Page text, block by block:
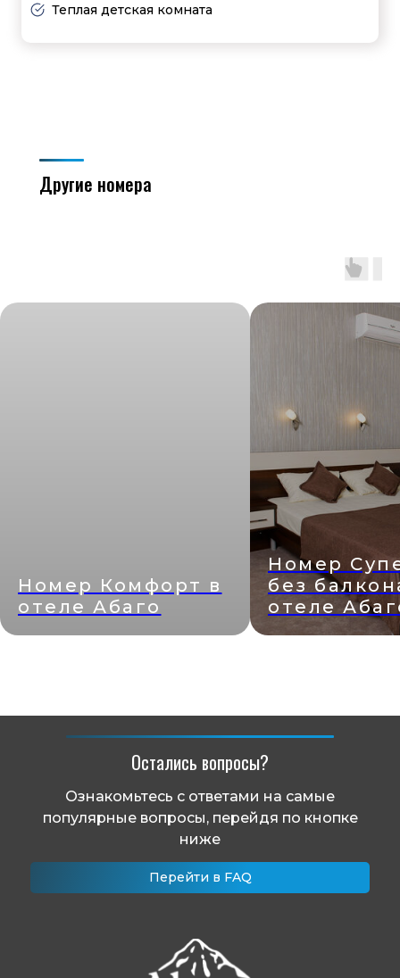
Теплая детская комната
Другие номера
Номер Комфорт в
отеле Абаго
Номер
без
отеле
Остались вопросы?
Перейти в FAQ
Ознакомьтесь с ответами на самые
популярные вопросы, перейдя по кнопке
ниже